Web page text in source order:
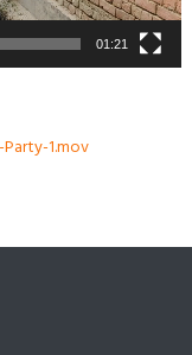
01:21
1.mov